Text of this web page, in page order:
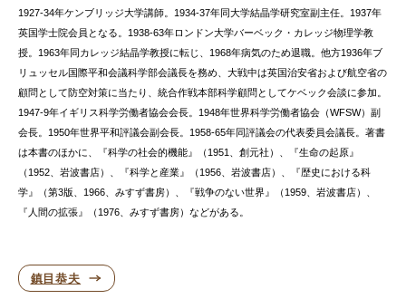
1927-34年ケンブリッジ大学講師。1934-37年同大学結晶学研究室副主任。1937年
英国学士院会員となる。1938-63年ロンドン大学バーベック・カレッジ物理学教
授。1963年同カレッジ結晶学教授に転じ、1968年病気のため退職。他方1936年ブ
リュッセル国際平和会議科学部会議長を務め、大戦中は英国治安省および航空省の
顧問として防空対策に当たり、統合作戦本部科学顧問としてケベック会談に参加。
1947-9年イギリス科学労働者協会会長。1948年世界科学労働者協会（WFSW）副
会長。1950年世界平和評議会副会長。1958-65年同評議会の代表委員会議長。著書
は本書のほかに、『科学の社会的機能』（1951、創元社）、『生命の起原』
（1952、岩波書店）、『科学と産業』（1956、岩波書店）、『歴史における科
学』（第3版、1966、みすず書房）、『戦争のない世界』（1959、岩波書店）、
『人間の拡張』（1976、みすず書房）などがある。
鎮目恭夫